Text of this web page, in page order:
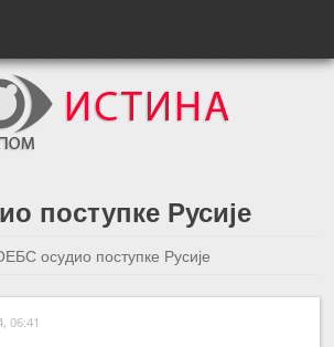
поступке Русије
осудио поступке Русије
←Претходна вест
Следећа вест →
06:41